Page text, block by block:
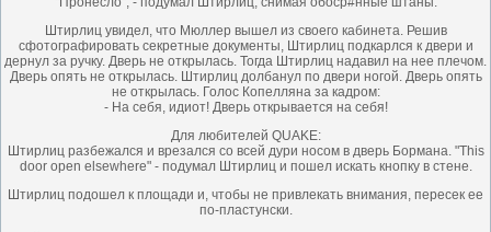
Штирлиц увидел, что Мюллер вышел из своего кабинета. Решив
сфотографировать секретные документы, Штирлиц подкарлся к двери и
дернул за ручку. Дверь не открылась. Тогда Штирлиц надавил на нее плечом.
Дверь опять не открылась. Штирлиц долбанул по двери ногой. Дверь опять
не открылась. Голос Копелляна за кадром:
- На себя, идиот! Дверь открывается на себя!
Для любителей QUAKE:
Штирлиц разбежался и врезался со всей дури носом в дверь Бормана. "This
door open elsewhere" - подумал Штирлиц и пошел искать кнопку в стене.
Штирлиц подошел к площади и, чтобы не привлекать внимания, пересек ее
по-пластунски.